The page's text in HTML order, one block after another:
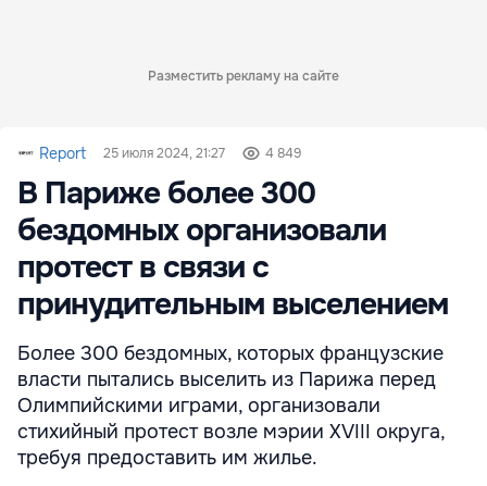
Разместить рекламу на сайте
Report 25 июля 2024, 21:27 4 849
В Париже более 300
бездомных организовали
протест в связи с
принудительным выселением
Более 300 бездомных, которых французские
власти пытались выселить из Парижа перед
Олимпийскими играми, организовали
стихийный протест возле мэрии XVIII округа,
требуя предоставить им жилье.